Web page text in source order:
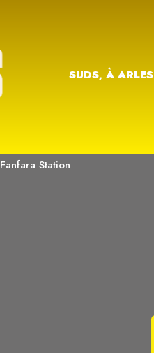
SUDS, À ARLES
Fanfara Station